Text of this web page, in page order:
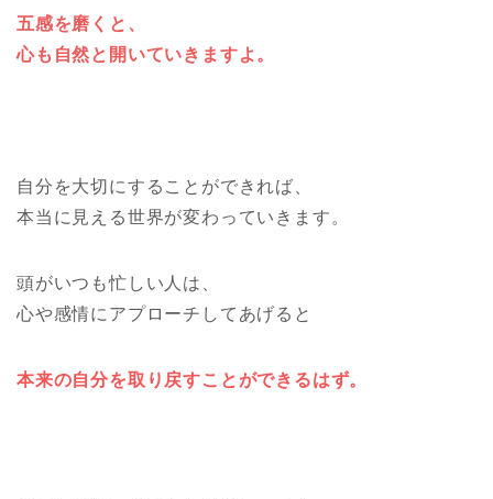
五感を磨くと、
心も自然と開いていきますよ。
自分を大切にすることができれば、
本当に見える世界が変わっていきます。
頭がいつも忙しい人は、
心や感情にアプローチしてあげると
本来の自分を取り戻すことができるはず。